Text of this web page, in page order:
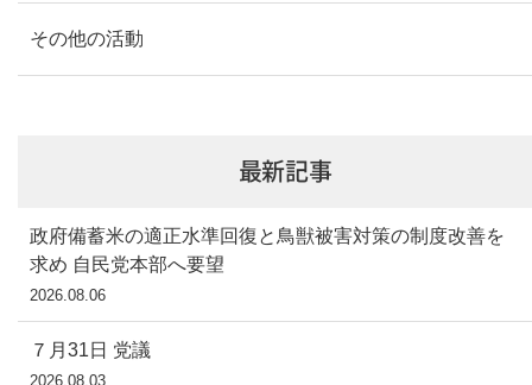
その他の活動
最新記事
政府備蓄米の適正水準回復と鳥獣被害対策の制度改善を
求め 自民党本部へ要望
2026.08.06
７月31日 党議
2026.08.03